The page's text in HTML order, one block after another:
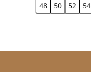
48
50 52 54